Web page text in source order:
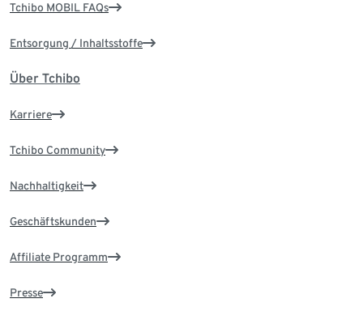
Tchibo MOBIL FAQs
Entsorgung / Inhaltsstoffe
Über Tchibo
Karriere
Tchibo Community
Nachhaltigkeit
Geschäftskunden
Affiliate Programm
Presse